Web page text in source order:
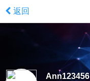
返回
Ann123456